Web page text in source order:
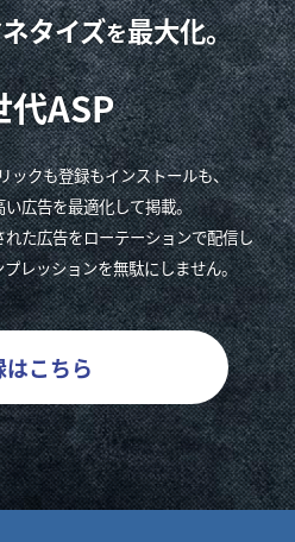
タイズを最大化。
代ASP
ックも登録もインストールも、
広告を最適化して掲載。
た広告をローテーションで配信し
レッションを無駄にしません。
はこちら